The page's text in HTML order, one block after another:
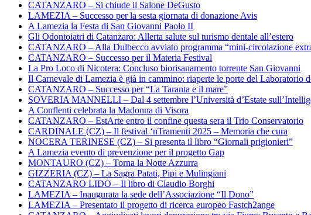
CATANZARO – Si chiude il Salone DeGusto
LAMEZIA – Successo per la sesta giornata di donazione Avis
A Lamezia la Festa di San Giovanni Paolo II
Gli Odontoiatri di Catanzaro: Allerta salute sul turismo dentale all’estero
CATANZARO – Alla Dulbecco avviato programma “mini-circolazione
CATANZARO – Successo per il Materia Festival
La Pro Loco di Nicotera: Concluso biorisanamento torrente San Giovanni
Il Carnevale di Lamezia è già in cammino: riaperte le porte del Laboratorio
CATANZARO – Successo per “La Taranta e il mare”
SOVERIA MANNELLI – Dal 4 settembre l’Università d’Estate
A Conflenti celebrata la Madonna di Visora
CATANZARO – EstArte entro il confine questa sera il Trio Conservatorio
CARDINALE (CZ) – Il festival ‘nTramenti 2025 – Memoria che cura
NOCERA TERINESE (CZ) – Si presenta il libro “Giornali prigionieri”
A Lamezia evento di prevenzione per il progetto Gap
MONTAURO (CZ) – Torna la Notte Azzurra
GIZZERIA (CZ) – La Sagra Patati, Pipi e Mulingiani
CATANZARO LIDO – Il libro di Claudio Borghi
LAMEZIA – Inaugurata la sede dell’Associazione “Il Dono”
LAMEZIA – Presentato il progetto di ricerca europeo Fastch2ange